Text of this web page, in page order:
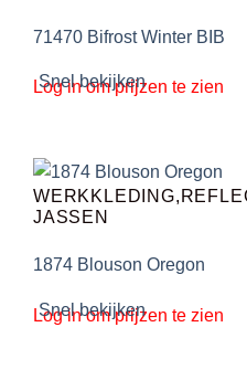
Snel bekijken
71470 Bifrost Winter BIB
Log in om prijzen te zien
Snel bekijken
JASSEN
1874 Blouson Oregon
Log in om prijzen te zien